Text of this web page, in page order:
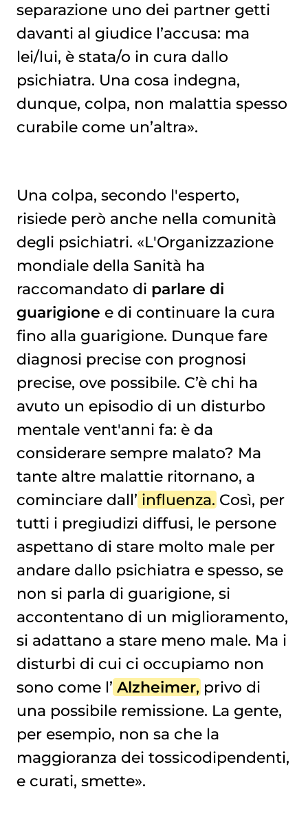
separazione uno dei partner getti
davanti al giudice l’accusa: ma
lei/lui, è stata/o in cura dallo
psichiatra. Una cosa indegna,
dunque, colpa, non malattia spesso
curabile come un’altra».
Una colpa, secondo l'esperto,
risiede però anche nella comunità
degli psichiatri. «L'Organizzazione
mondiale della Sanità ha
raccomandato di parlare di
guarigione e di continuare la cura
fino alla guarigione. Dunque fare
diagnosi precise con prognosi
precise, ove possibile. C’è chi ha
avuto un episodio di un disturbo
mentale vent'anni fa: è da
considerare sempre malato? Ma
tante altre malattie ritornano, a
cominciare dall’ influenza. Così, per
tutti i pregiudizi diffusi, le persone
aspettano di stare molto male per
andare dallo psichiatra e spesso, se
non si parla di guarigione, si
accontentano di un miglioramento,
si adattano a stare meno male. Ma i
disturbi di cui ci occupiamo non
sono come l’ Alzheimer, privo di
una possibile remissione. La gente,
per esempio, non sa che la
maggioranza dei tossicodipendenti,
e curati, smette».